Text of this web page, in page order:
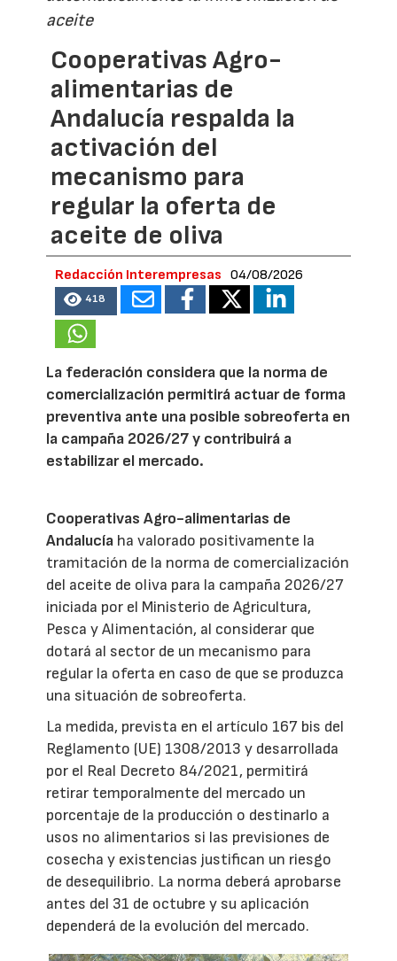
aceite
Cooperativas Agro-
alimentarias de
Andalucía respalda la
activación del
mecanismo para
regular la oferta de
aceite de oliva
Redacción Interempresas 04/08/2026
418
La federación considera que la norma de
comercialización permitirá actuar de forma
preventiva ante una posible sobreoferta en
la campaña 2026/27 y contribuirá a
estabilizar el mercado.
Cooperativas Agro-alimentarias de
Andalucía ha valorado positivamente la
tramitación de la norma de comercialización
del aceite de oliva para la campaña 2026/27
iniciada por el Ministerio de Agricultura,
Pesca y Alimentación, al considerar que
dotará al sector de un mecanismo para
regular la oferta en caso de que se produzca
una situación de sobreoferta.
La medida, prevista en el artículo 167 bis del
Reglamento (UE) 1308/2013 y desarrollada
por el Real Decreto 84/2021, permitirá
retirar temporalmente del mercado un
porcentaje de la producción o destinarlo a
usos no alimentarios si las previsiones de
cosecha y existencias justifican un riesgo
de desequilibrio. La norma deberá aprobarse
antes del 31 de octubre y su aplicación
dependerá de la evolución del mercado.